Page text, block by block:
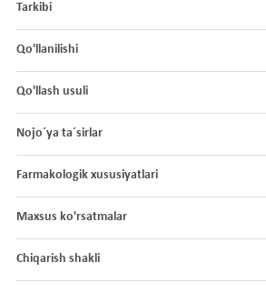
Tarkibi
Qo'llanilishi
Qo'llash usuli
Nojo´ya ta´sirlar
Farmakologik xususiyatlari
Maxsus ko'rsatmalar
Chiqarish shakli